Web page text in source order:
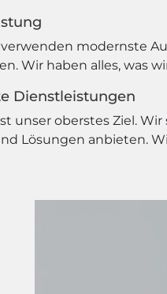
modernste
Wir haben alles, was
Dienstleistungen
unser oberstes Ziel.
Lösungen anbieten.